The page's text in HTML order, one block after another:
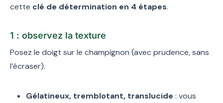
cette clé de détermination en 4 étapes.
1 : observez la texture
Posez le doigt sur le champignon (avec prudence, sans
l’écraser).
Gélatineux, tremblotant, translucide : vous